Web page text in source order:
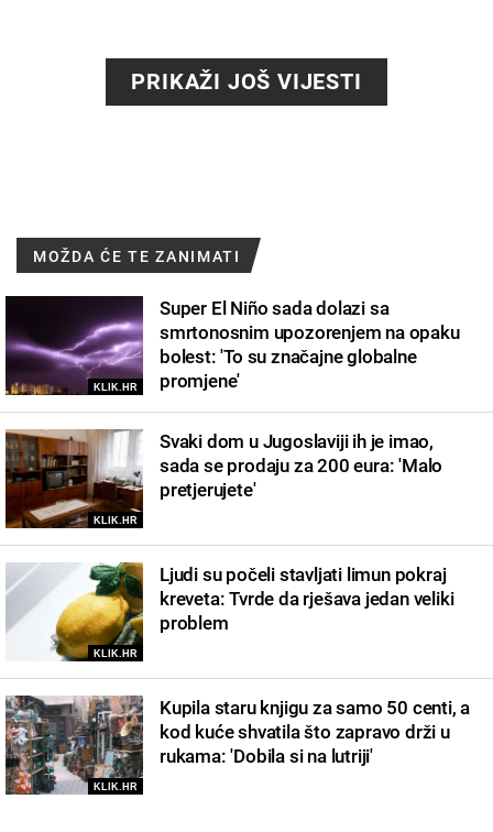
PRIKAŽI JOŠ VIJESTI
MOŽDA ĆE TE ZANIMATI
KLIK.HR
Super El Niño sada dolazi sa
smrtonosnim upozorenjem na opaku
bolest: 'To su značajne globalne
promjene'
KLIK.HR
Svaki dom u Jugoslaviji ih je imao,
sada se prodaju za 200 eura: 'Malo
pretjerujete'
KLIK.HR
Ljudi su počeli stavljati limun pokraj
kreveta: Tvrde da rješava jedan veliki
problem
KLIK.HR
Kupila staru knjigu za samo 50 centi, a
kod kuće shvatila što zapravo drži u
rukama: 'Dobila si na lutriji'